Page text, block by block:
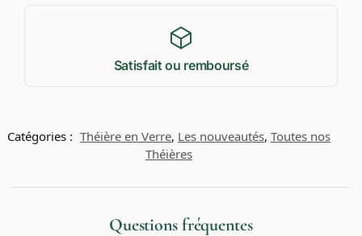
Satisfait ou remboursé
Catégories : Théière en Verre, Les nouveautés, Toutes nos
Théières
Questions fréquentes